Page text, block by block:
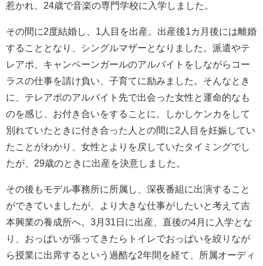
惹かれ、24歳で音楽の専門学校に入学しました。
その間に2度結婚し、1人目を出産。出産後1カ月後には離婚
することとなり、シングルマザーとなりました。派遣やテ
レアポ、キャンペーンガールのアルバイトをしながらコー
ラスの仕事を請け負い、子育てに励みました。そんなとき
に、テレアポのアルバイト先で出会った女性と運命的なも
のを感じ、お付き合いをすることに。しかしケンカをして
別れていたときに付き合った人との間に2人目を妊娠してい
たことがわかり、女性とよりを戻していたタイミングでし
たが、29歳のときに出産を決意しました。
その後もモデル事務所に所属し、深夜番組に出演すること
ができていましたが、より大きな仕事がしたいと考えて吉
本興業の養成所へ。3月31日に出産、直後の4月に入学とな
り、おっぱいが張ってきたらトイレでおっぱいを絞りなが
ら授業に出席するという過酷な2年間を経て、所属オーディ